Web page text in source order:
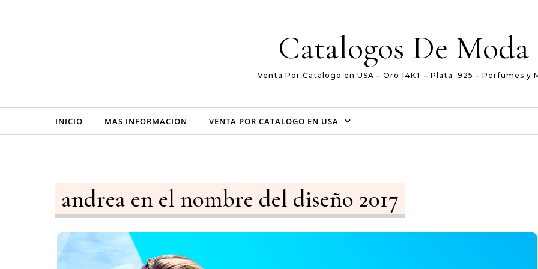
Catalogos De Moda
Venta Por Catalogo en USA – Oro 14KT – Plata .925 – Perfumes y
INICIO MAS INFORMACION VENTA POR CATALOGO EN USA
andrea en el nombre del diseño 2017